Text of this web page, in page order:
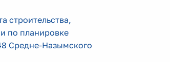
строительства,
по планировке
Средне-Назымского